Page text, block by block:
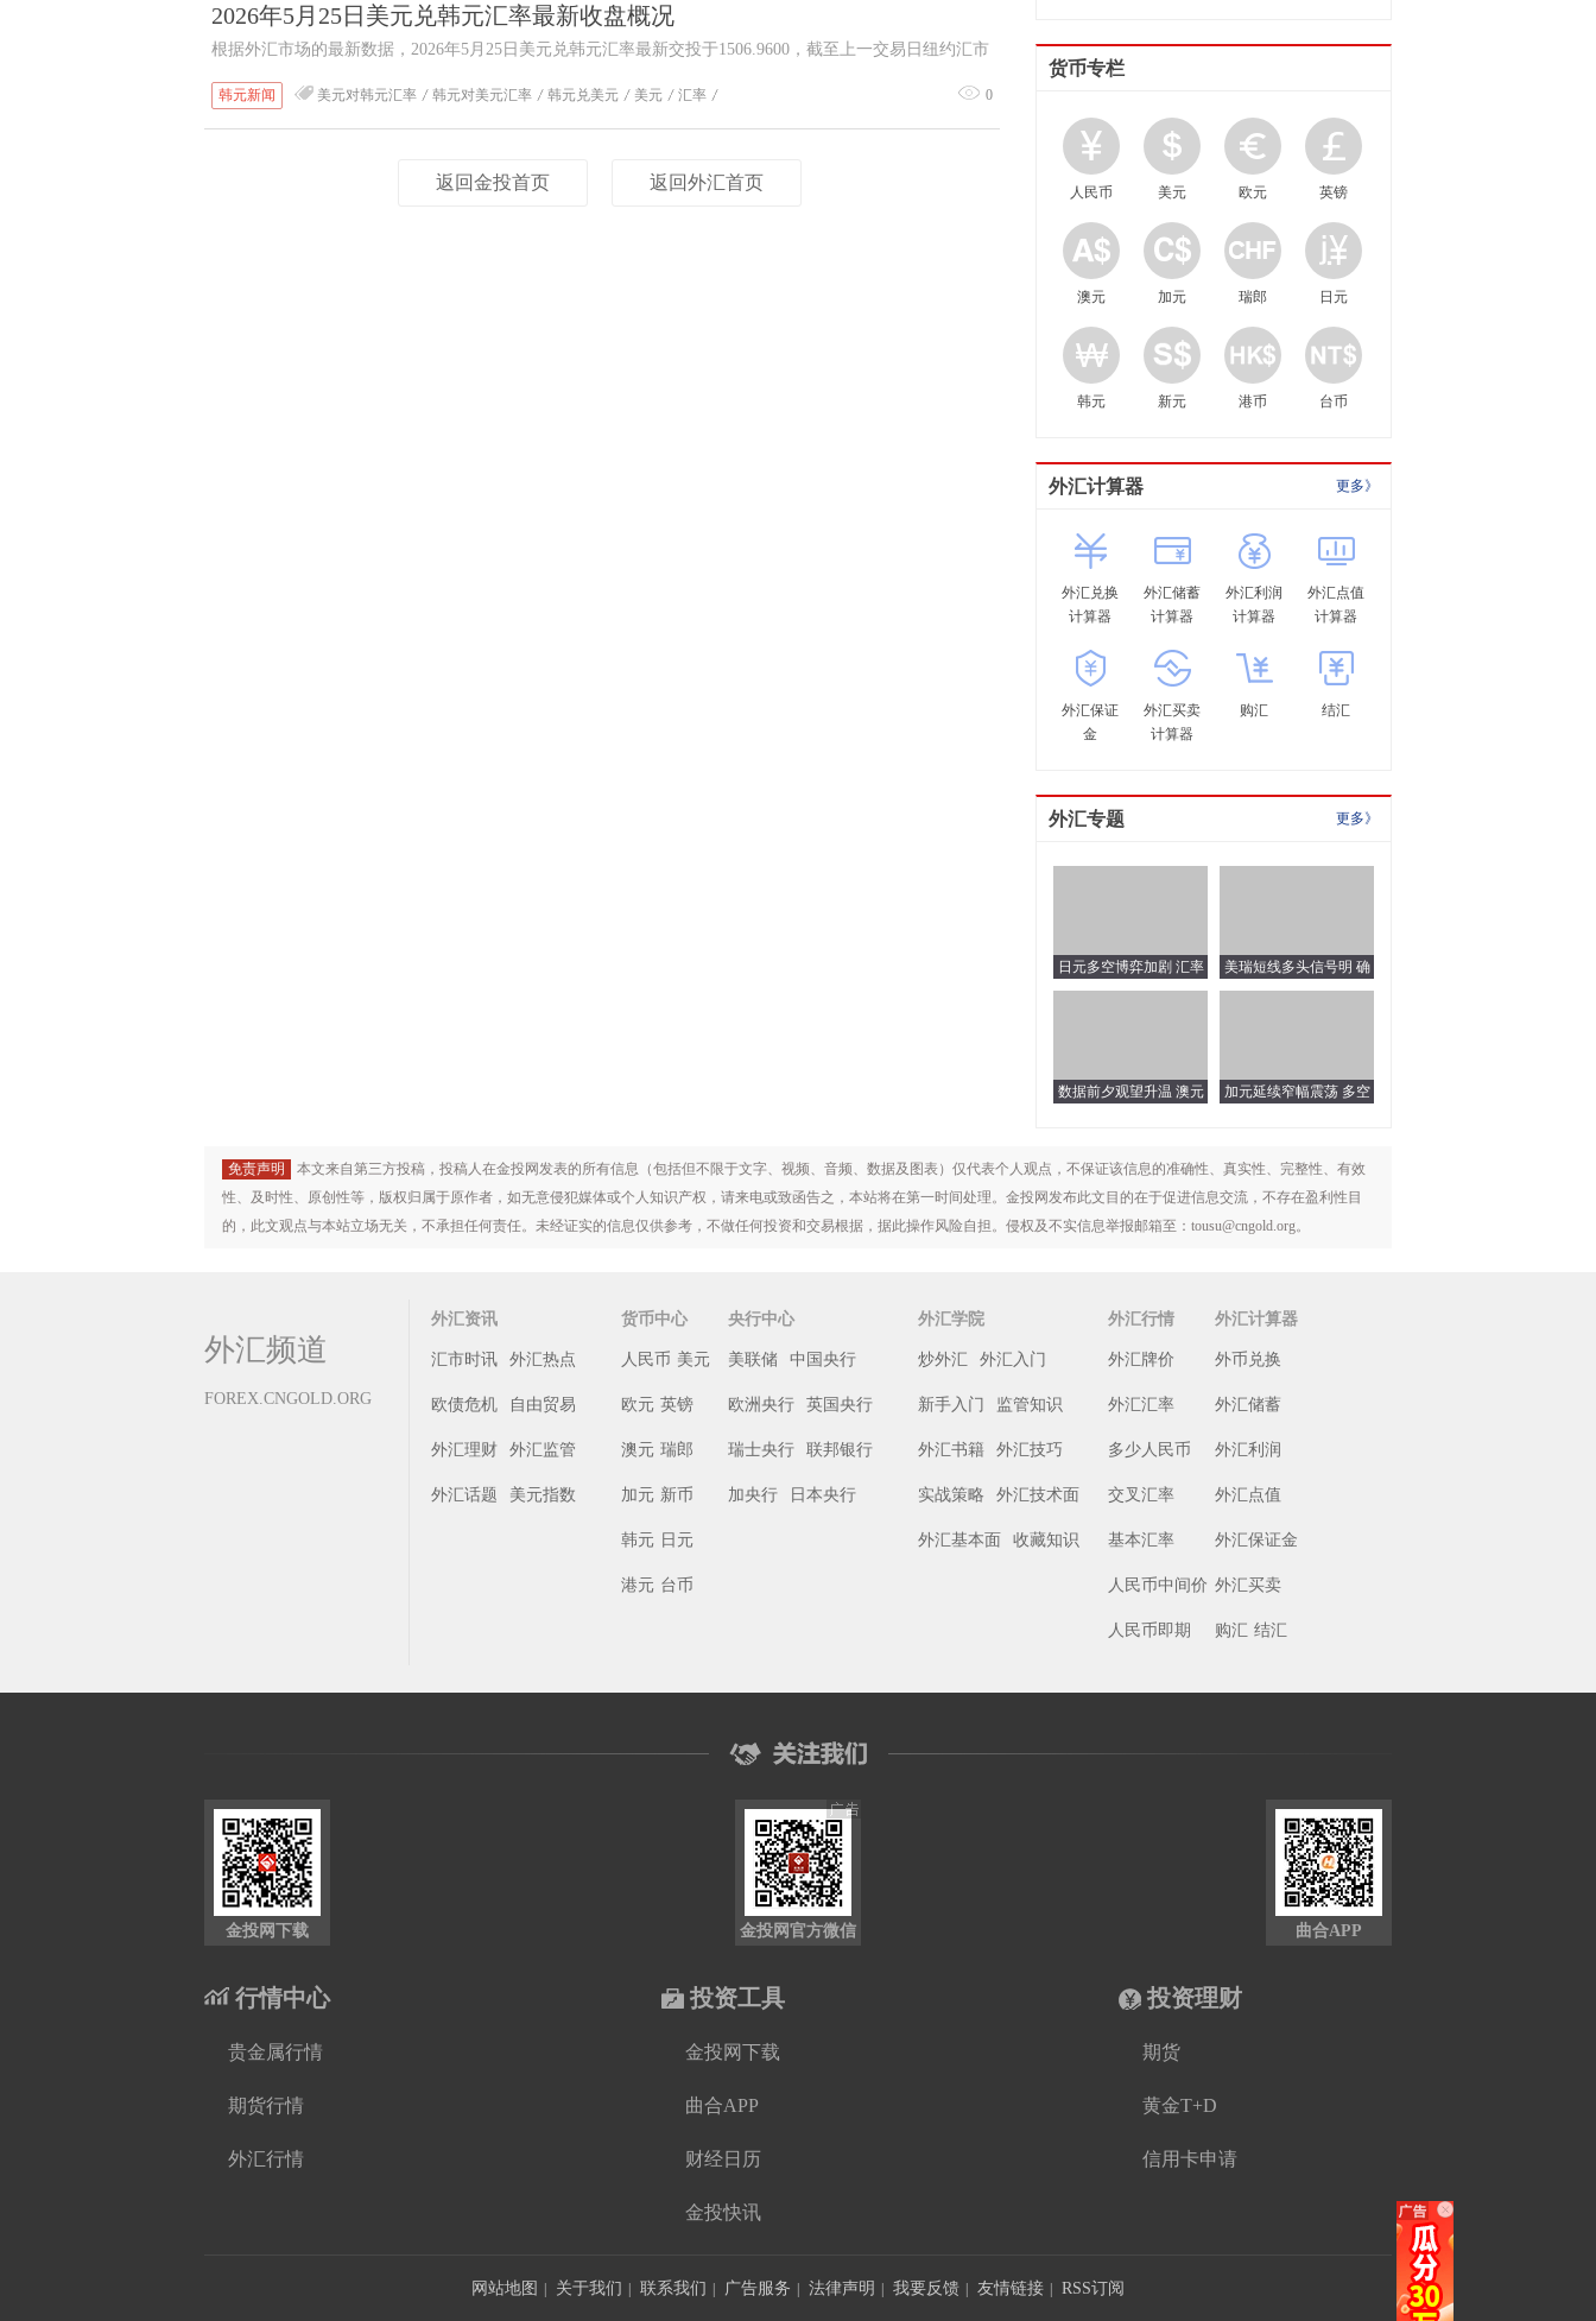
2026年5月25日美元兑韩元汇率最新收盘概况
根据外汇市场的最新数据，2026年5月25日美元兑韩元汇率最新交投于1506.9600，截至上一交易日纽约汇市
尾市，美元对韩元汇率收盘价为1520.1000，韩元对美元汇率收盘价为0.0007。
韩元新闻 美元对韩元汇率 韩元对美元汇率 韩元兑美元 美元 汇率 0
返回金投首页 返回外汇首页
货币专栏
人民币 美元 欧元 英镑
澳元 加元 瑞郎 日元
韩元 新元 港币 台币
外汇计算器 更多》
外汇兑换
计算器
外汇储蓄
计算器
外汇利润
计算器
外汇点值
计算器
外汇保证
金
外汇买卖
计算器
购汇 结汇
外汇专题 更多》
日元多空博弈加剧 汇率
维持区间震荡
美瑞短线多头信号明 确
紧盯上方区间突破
数据前夕观望升温 澳元
加元延续窄幅震荡 多空
免责声明
本文来自第三方投稿，投稿人在金投网发表的所有信息（包括但不限于文字、视频、音频、数据及图表）仅代表个人观点，不保证该信息的准确性、真实性、完整性、有效
性、及时性、原创性等，版权归属于原作者，如无意侵犯媒体或个人知识产权，请来电或致函告之，本站将在第一时间处理。金投网发布此文目的在于促进信息交流，不存在盈利性目
的，此文观点与本站立场无关，不承担任何责任。未经证实的信息仅供参考，不做任何投资和交易根据，据此操作风险自担。侵权及不实信息举报邮箱至：tousu@cngold.org。
外汇频道
FOREX.CNGOLD.ORG
外汇资讯
汇市时讯 外汇热点
欧债危机 自由贸易
外汇理财 外汇监管
外汇话题 美元指数
货币中心
人民币 美元
欧元 英镑
澳元 瑞郎
加元 新币
韩元 日元
港元 台币
央行中心
美联储 中国央行
欧洲央行 英国央行
瑞士央行 联邦银行
加央行 日本央行
外汇学院
炒外汇 外汇入门
新手入门 监管知识
外汇书籍 外汇技巧
实战策略 外汇技术面
外汇基本面 收藏知识
外汇行情
外汇牌价
外汇汇率
多少人民币
交叉汇率
基本汇率
人民币中间价
人民币即期
外汇计算器
外币兑换
外汇储蓄
外汇利润
外汇点值
外汇保证金
外汇买卖
购汇 结汇
金投网下载 金投网官方微信 曲合APP
行情中心
贵金属行情
期货行情
外汇行情
投资工具
金投网下载
曲合APP
财经日历
金投快讯
投资理财
期货
黄金T+D
信用卡申请
网站地图 关于我们 联系我们 广告服务 法律声明 我要反馈 友情链接 RSS订阅